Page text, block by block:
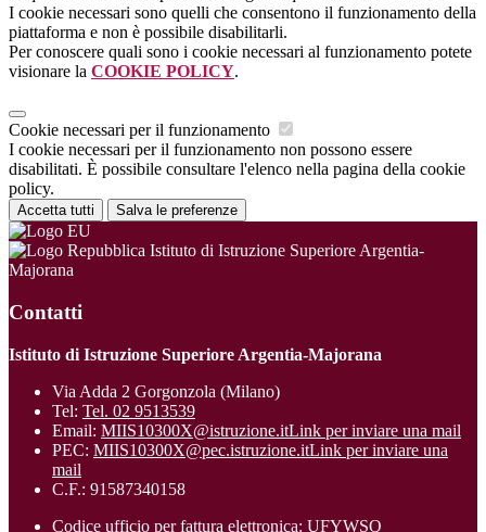
I cookie necessari sono quelli che consentono il funzionamento della
piattaforma e non è possibile disabilitarli.
Per conoscere quali sono i cookie necessari al funzionamento potete
visionare la COOKIE POLICY.
Cookie necessari per il funzionamento
I cookie necessari per il funzionamento non possono essere
disabilitati. È possibile consultare l'elenco nella pagina della cookie
policy.
Accetta tutti Salva le preferenze
Istituto di Istruzione Superiore Argentia-
Majorana
Contatti
Istituto di Istruzione Superiore Argentia-Majorana
Via Adda 2 Gorgonzola (Milano)
Tel: Tel. 02 9513539
Email: MIIS10300X@istruzione.itLink per inviare una mail
PEC: MIIS10300X@pec.istruzione.itLink per inviare una
mail
C.F.: 91587340158
Codice ufficio per fattura elettronica: UFYWSQ